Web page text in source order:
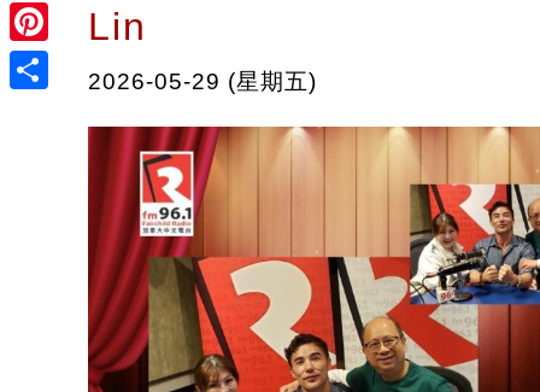
Twitter
Pinterest
Lin
2026-05-29 (星期五)